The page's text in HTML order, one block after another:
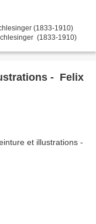
(1833-1910)
peinture et illustrations - Felix Schlesinger (1833-1910)
- Felix